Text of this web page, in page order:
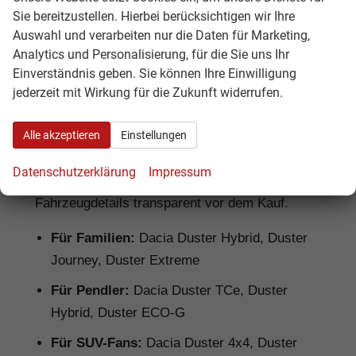
Dacia Duster Reimport: Für wen lohnt
sich das?
Dacia Duster Reimport
besonders für Käufer, die ein robustes SUV mit
gutem Preis-Leistungs-Verhältnis suchen.
Hamburgcars prüft Ausstattung, Motorisierung,
Lieferzeit, Garantiebedingungen und
Fahrzeugdetails transparent vor dem Kauf.
Für Familien: Dacia Duster Hybrid, Duster
Journey, Duster Extreme
Für Pendler: Dacia Duster TCe, Duster
Hybrid, Duster ECO-G
Für SUV-Fans: Dacia Duster 4x4, Duster
Sie bereitzustellen. Hierbei berücksichtigen wir Ihre
Auswahl und verarbeiten nur die Daten für Marketing,
Analytics und Personalisierung, für die Sie uns Ihr
Einverständnis geben. Sie können Ihre Einwilligung
jederzeit mit Wirkung für die Zukunft widerrufen.
Alle akzeptieren Einstellungen
Datenschutzerklärung Impressum